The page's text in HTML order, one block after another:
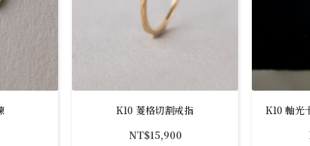
K10 菱格切割戒指
NT$15,900
K10 軸光